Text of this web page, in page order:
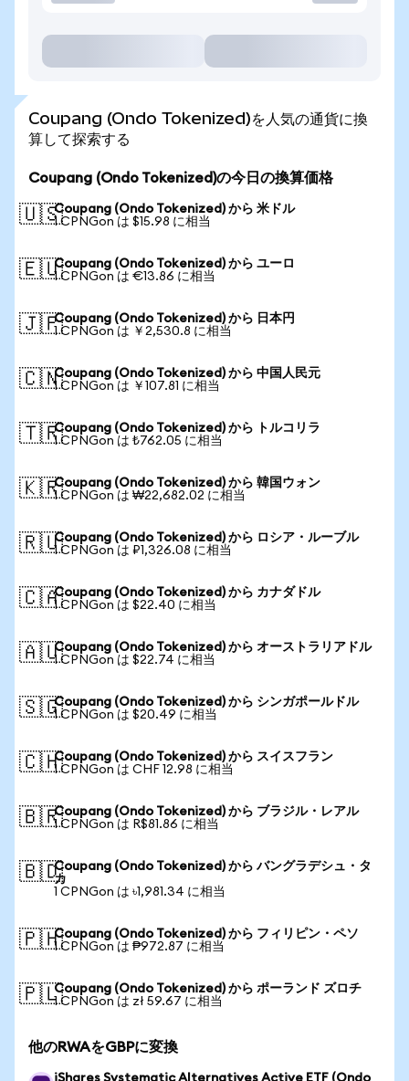
Coupang (Ondo Tokenized)を人気の通貨に換
算して探索する
Coupang (Ondo Tokenized)の今日の換算価格
🇺🇸Coupang (Ondo Tokenized) から 米ドル
1 CPNGon は $15.98 に相当
🇪🇺Coupang (Ondo Tokenized) から ユーロ
1 CPNGon は €13.86 に相当
🇯🇵Coupang (Ondo Tokenized) から 日本円
1 CPNGon は ￥2,530.8 に相当
🇨🇳Coupang (Ondo Tokenized) から 中国人民元
1 CPNGon は ￥107.81 に相当
🇹🇷Coupang (Ondo Tokenized) から トルコリラ
1 CPNGon は ₺762.05 に相当
🇰🇷Coupang (Ondo Tokenized) から 韓国ウォン
1 CPNGon は ₩22,682.02 に相当
🇷🇺Coupang (Ondo Tokenized) から ロシア・ルーブル
1 CPNGon は ₽1,326.08 に相当
🇨🇦Coupang (Ondo Tokenized) から カナダドル
1 CPNGon は $22.40 に相当
🇦🇺Coupang (Ondo Tokenized) から オーストラリアドル
1 CPNGon は $22.74 に相当
🇸🇬Coupang (Ondo Tokenized) から シンガポールドル
1 CPNGon は $20.49 に相当
🇨🇭Coupang (Ondo Tokenized) から スイスフラン
1 CPNGon は CHF 12.98 に相当
🇧🇷Coupang (Ondo Tokenized) から ブラジル・レアル
1 CPNGon は R$81.86 に相当
🇧🇩Coupang (Ondo Tokenized) から バングラデシュ・タ
カ
1 CPNGon は ৳1,981.34 に相当
🇵🇭Coupang (Ondo Tokenized) から フィリピン・ペソ
1 CPNGon は ₱972.87 に相当
🇵🇱Coupang (Ondo Tokenized) から ポーランド ズロチ
1 CPNGon は zł 59.67 に相当
他のRWAをGBPに変換
iShares Systematic Alternatives Active ETF (Ondo